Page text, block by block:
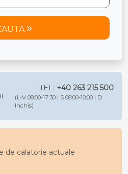
TEL: +40 263 215 500
(L-V 08:00-17:30 | S 08:00-10:00 | D
Inchis)
de calatorie actuale